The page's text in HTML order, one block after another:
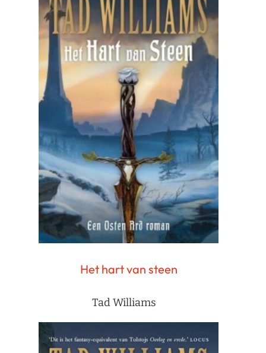
Het hart van steen
Tad Williams